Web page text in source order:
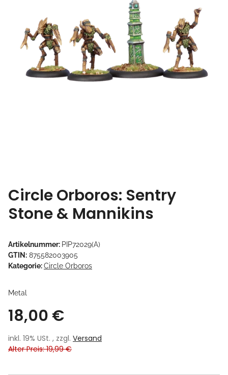
Circle Orboros: Sentry
Stone & Mannikins
Artikelnummer: PIP72029(A)
GTIN: 875582003905
Kategorie:Circle Orboros
Metal
18,00 €
inkl. 19% USt. , zzgl. Versand
Alter Preis: 19,99 €